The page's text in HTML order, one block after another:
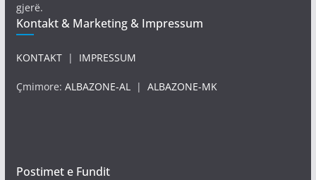
gjerë.
Kontakt & Marketing & Impressum
KONTAKT| IMPRESSUM
Çmimore: ALBAZONE-AL| ALBAZONE-MK
Postimet e Fundit